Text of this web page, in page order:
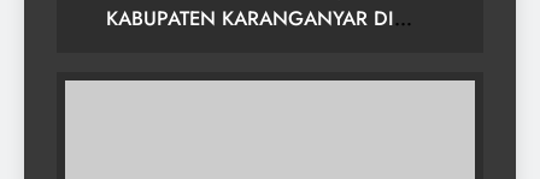
KABUPATEN KARANGANYAR DI